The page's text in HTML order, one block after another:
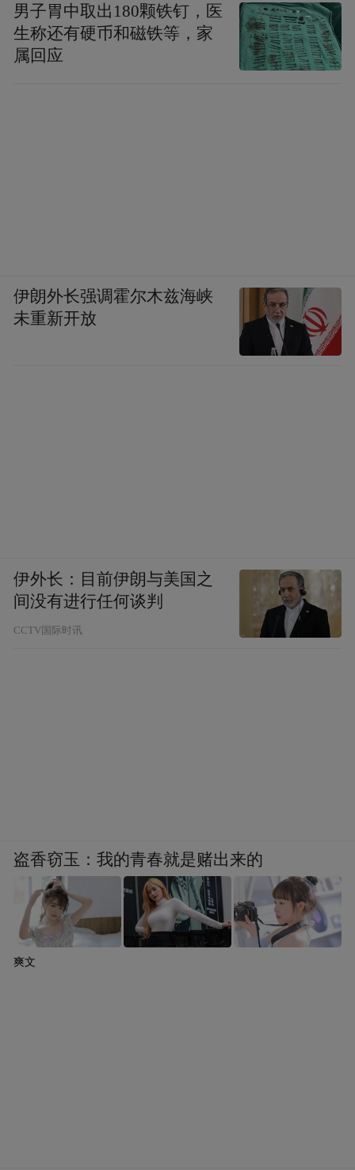
男子胃中取出180颗铁钉，医
生称还有硬币和磁铁等，家
属回应
伊朗外长强调霍尔木兹海峡
未重新开放
伊外长：目前伊朗与美国之
间没有进行任何谈判
CCTV国际时讯
盗香窃玉：我的青春就是赌出来的
爽文